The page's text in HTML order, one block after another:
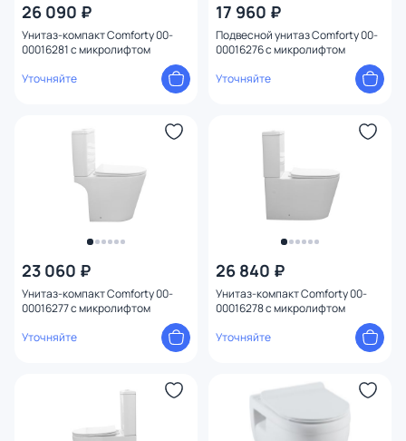
26 090 ₽
Унитаз-компакт Comforty 00-
00016281 с микролифтом
Уточняйте
17 960 ₽
Подвесной унитаз Comforty 00-
00016276 с микролифтом
Уточняйте
23 060 ₽
Унитаз-компакт Comforty 00-
00016277 с микролифтом
Уточняйте
26 840 ₽
Унитаз-компакт Comforty 00-
00016278 с микролифтом
Уточняйте